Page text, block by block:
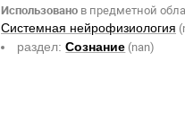
Использовано в предметной
Системная нейрофизиология
раздел:Сознание (nan)